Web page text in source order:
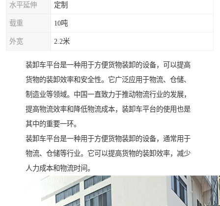
水平延伸 定制
载重 10吨
外宽 2.2米
装卸车平台是一种用于方便货物装卸的设备，可以提高
货物的装卸效率和安全性。它广泛应用于物流、仓储、
制造业等领域。中国一直致力于推动物流行业的发展，
提高物流效率和降低物流成本，装卸车平台的使用也是
其中的重要一环。
装卸车平台是一种用于方便货物装卸的设备，通常用于
物流、仓储等行业。它可以提高货物的装卸效率，减少
人力成本和物流时间。